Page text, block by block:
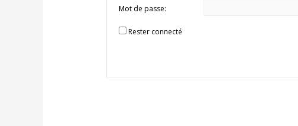
Mot de passe:
Rester connecté